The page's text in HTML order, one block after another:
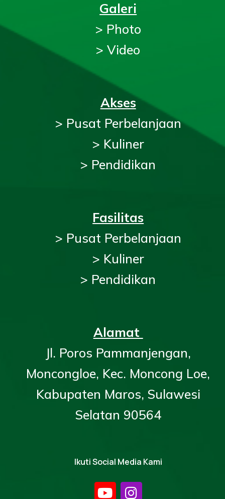
Galeri
> Photo
> Video
Akses
> Pusat Perbelanjaan
> Kuliner
> Pendidikan
Fasilitas
> Pusat Perbelanjaan
> Kuliner
> Pendidikan
Alamat
Jl. Poros Pammanjengan,
Moncongloe, Kec. Moncong Loe,
Kabupaten Maros, Sulawesi
Selatan 90564
Ikuti Social Media Kami
Y I